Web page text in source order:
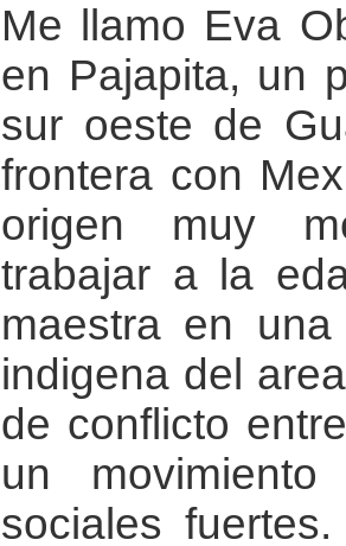
Me llamo Eva
en Pajapita, un
sur oeste de
frontera con
origen muy
trabajar a la
maestra en
indigena del
de conflicto
un
sociales